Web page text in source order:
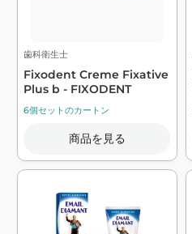
歯科衛生士
Fixodent Creme Fixative
Plus b - FIXODENT
6個セットのカートン
商品を見る